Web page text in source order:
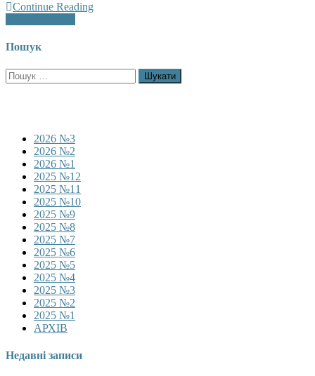
Continue Reading
Навігація
за
Пошук
Пошук:
2026 №3
2026 №2
2026 №1
2025 №12
2025 №11
2025 №10
2025 №9
2025 №8
2025 №7
2025 №6
2025 №5
2025 №4
2025 №3
2025 №2
2025 №1
АРХІВ
Недавні записи